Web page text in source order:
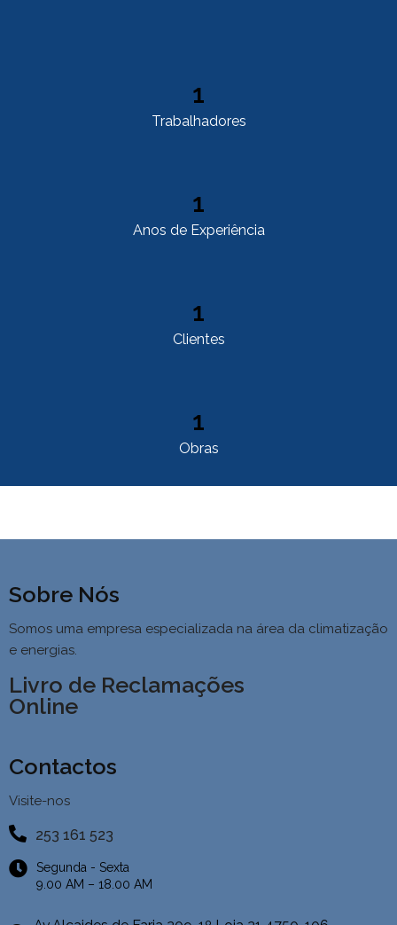
1
Trabalhadores
1
Anos de Experiência
1
Clientes
1
Obras
Sobre Nós
Somos uma empresa especializada na área da climatização
e energias.
Livro de Reclamações
Online
Contactos
Visite-nos
253 161 523
Segunda - Sexta
9.00 AM – 18.00 AM